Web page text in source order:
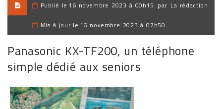
Publié le 16 novembre 2023 à 00h15 par La rédaction
Mis à jour le 16 novembre 2023 à 07h50
Panasonic KX-TF200, un téléphone
simple dédié aux seniors